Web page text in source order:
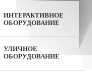
ИНТЕРАКТИВНОЕ
ОБОРУДОВАНИЕ
УЛИЧНОЕ
ОБОРУДОВАНИЕ